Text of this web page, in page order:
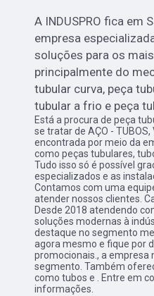
A INDUSPRO fica em
empresa
soluções para os
principalmente do
tubular curva, peça
tubular a frio e peça
Está a procura de peça
se tratar de AÇO - TUBOS,
encontrada por meio da
como peças tubulares,
Tudo isso só é possível
especializados e as
Contamos com uma
atender nossos clientes.
Desde 2018 atendendo
soluções modernas à
destaque no segmento
agora mesmo e fique por
promocionais., a empresa
segmento. Também
como tubos e . Entre em
informações.